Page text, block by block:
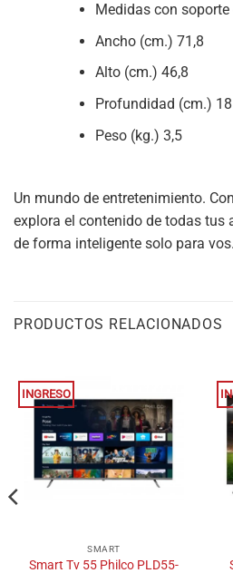
Medidas con soporte
Ancho (cm.) 71,8
Alto (cm.) 46,8
Profundidad (cm.) 18
Peso (kg.) 3,5
Un mundo de entretenimiento.
explora el contenido de todas tus
de forma inteligente solo para vos.
PRODUCTOS RELACIONADOS
INGRESO
SMART
Smart Tv 55 Philco PLD55-